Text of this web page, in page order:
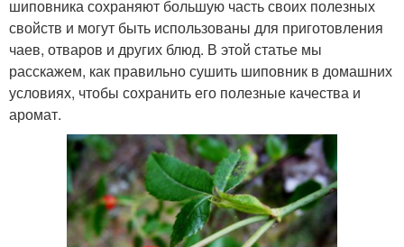
шиповника сохраняют большую часть своих полезных
свойств и могут быть использованы для приготовления
чаев, отваров и других блюд. В этой статье мы
расскажем, как правильно сушить шиповник в домашних
условиях, чтобы сохранить его полезные качества и
аромат.